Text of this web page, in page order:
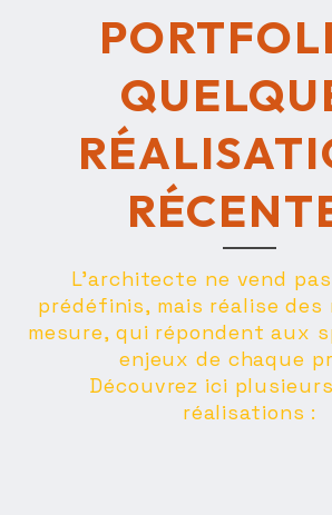
L’architecte ne vend
prédéfinis, mais réalise des
mesure, qui répondent aux
enjeux de chaque
Découvrez ici
réalisations :